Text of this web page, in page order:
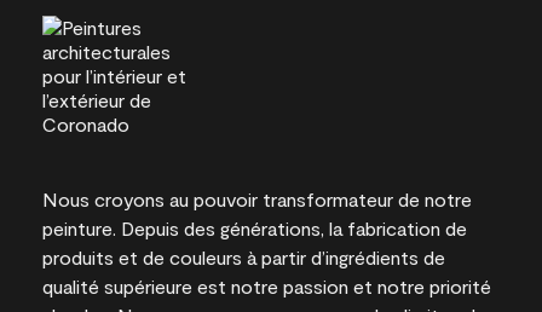
Nous croyons au pouvoir transformateur de notre
peinture. Depuis des générations, la fabrication de
produits et de couleurs à partir d’ingrédients de
qualité supérieure est notre passion et notre priorité